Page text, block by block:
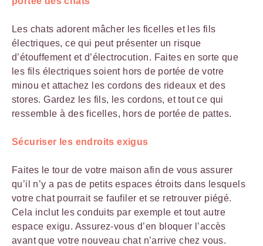
Les chats adorent mâcher les ficelles et les fils
électriques, ce qui peut présenter un risque
d’étouffement et d’électrocution. Faites en sorte que
les fils électriques soient hors de portée de votre
minou et attachez les cordons des rideaux et des
stores. Gardez les fils, les cordons, et tout ce qui
ressemble à des ficelles, hors de portée de pattes.
Sécuriser les endroits exigus
Faites le tour de votre maison afin de vous assurer
qu’il n’y a pas de petits espaces étroits dans lesquels
votre chat pourrait se faufiler et se retrouver piégé.
Cela inclut les conduits par exemple et tout autre
espace exigu. Assurez-vous d’en bloquer l’accès
avant que votre nouveau chat n’arrive chez vous.